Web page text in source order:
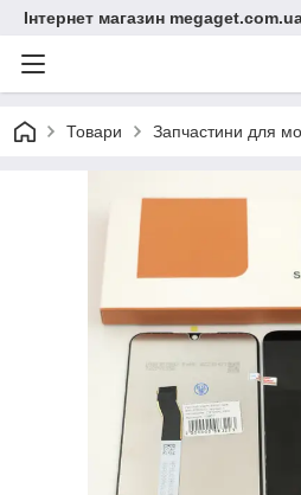
Інтернет магазин
Товари Запчастини для